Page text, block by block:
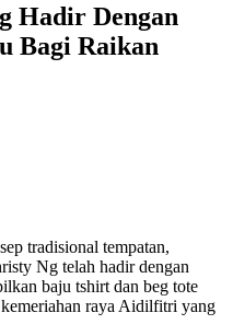
Hadir Dengan
Bagi Raikan
tradisional tempatan,
Ng telah hadir dengan
baju tshirt dan beg tote
raya Aidilfitri yang